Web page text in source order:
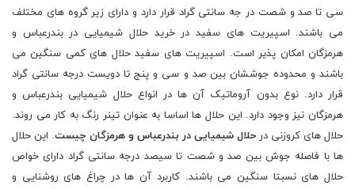
سی تا صد و شصت در جه سانتی گراد قرار دارد و دارای زیر گروه های مختلف
می باشند. اسپیریت های سفید در خرید حلال شیمیایی در بندرعباس و
هرمزگان امکان پذیر است. اسپیریت های سفید حلال های کمی سنگین می
باشند و محدوده جوششان بین صد و سی و پنج تا دویست درجه سانتی گراد
قرار دارد. نوع بدون آروماتیک آن ها در انواع حلال شیمیایی بندرعباس و
هرمزگان نیز وجود دارد. این حلال ها اساسا به عنوان تینر رنگ به کار می روند.
حلال های کروزنی در حلال شیمیایی در بندرعباس و هرمزگان چیست. این حلال
ها با فاصله جوش بین صد و شصت تا سیصد درجه سانتی گراد دارای خواص
حلال های نسبتا سنگین می باشند. کاربرد آن ها در چراغ های روشنایی و